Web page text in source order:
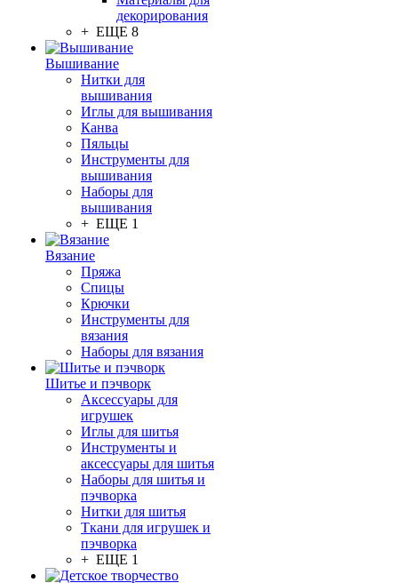
декорирования
+ ЕЩЕ 8
Вышивание
Нитки для
вышивания
Иглы для вышивания
Канва
Пяльцы
Инструменты для
вышивания
Наборы для
вышивания
+ ЕЩЕ 1
Вязание
Пряжа
Спицы
Крючки
Инструменты для
вязания
Наборы для вязания
Шитье и пэчворк
Аксессуары для
игрушек
Иглы для шитья
Инструменты и
аксессуары для шитья
Наборы для шитья и
пэчворка
Нитки для шитья
Ткани для игрушек и
пэчворка
+ ЕЩЕ 1